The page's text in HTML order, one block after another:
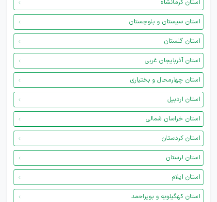
استان کرمانشاه
استان سیستان و بلوچستان
استان گلستان
استان آذربایجان غربی
استان چهارمحال و بختیاری
استان اردبیل
استان خراسان شمالی
استان کردستان
استان لرستان
استان ایلام
استان کهگیلویه و بویراحمد